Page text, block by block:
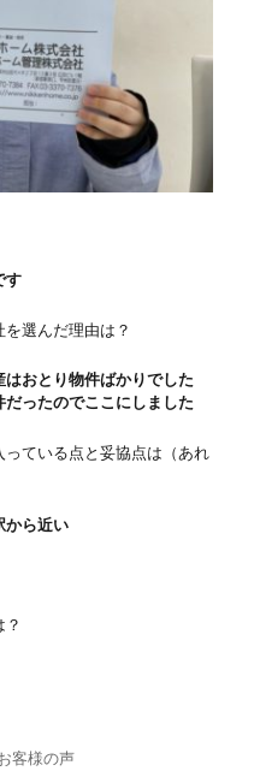
す
選んだ理由は？
おとり物件ばかりでした
ったのでここにしました
っている点と妥協点は（あれ
ら近い
客様の声